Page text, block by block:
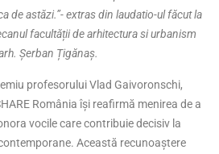
de astăzi.”- extras din laudatio-ul făcut la
facultății de arhitectura si urbanism
Șerban Țigănaș.
profesorului Vlad Gaivoronschi,
România își reafirmă menirea de a
vocile care contribuie decisiv la
Această recunoaștere